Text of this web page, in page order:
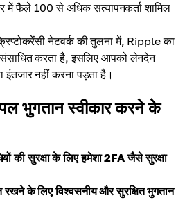
में फैले 100 से अधिक सत्यापनकर्ता शामिल
नेटवर्क की तुलना में, Ripple का
करता है, इसलिए आपको लेनदेन
इंतजार नहीं करना पड़ता है।
भुगतान स्वीकार करने के
की सुरक्षा के लिए हमेशा 2FA जैसे सुरक्षा
रखने के लिए विश्वसनीय और सुरक्षित भुगतान